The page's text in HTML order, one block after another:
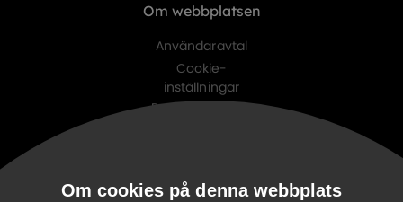
Om webbplatsen
Användaravtal
Cookie-
inställningar
Personuppgifts-
Digitalist Cloud
Om cookies på denna webbplats